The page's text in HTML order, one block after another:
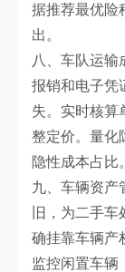
据推荐最优险
出。
八、车队运输
报销和电子凭
失。实时核算
整定价。量化
隐性成本占比。
九、车辆资产
旧，为二手
确挂靠车辆产
监控闲置车辆